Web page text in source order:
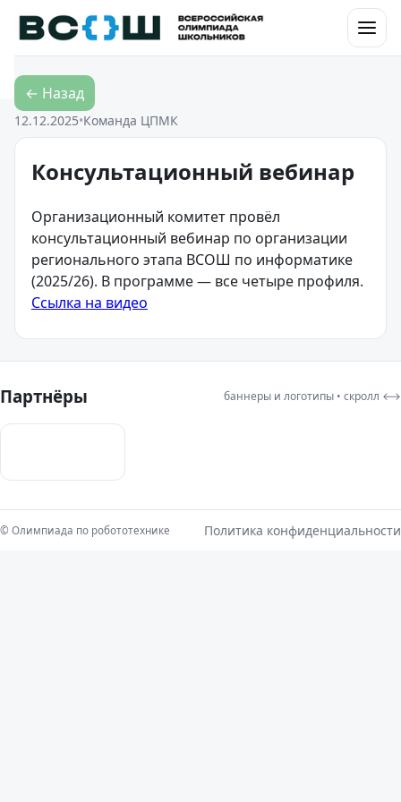
Перейти к контенту
← Назад
12.12.2025•Команда ЦПМК
Консультационный вебинар
Организационный комитет провёл
консультационный вебинар по организации
регионального этапа ВСОШ по информатике
(2025/26). В программе — все четыре профиля.
Ссылка на видео
Партнёры баннеры и логотипы • скролл ⟷
© Олимпиада по робототехнике Политика конфиденциальности